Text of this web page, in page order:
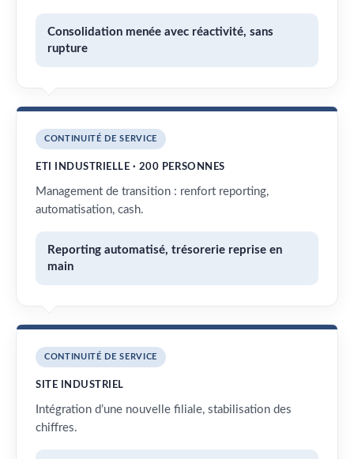
Consolidation menée avec réactivité, sans
rupture
CONTINUITÉ DE SERVICE
ETI INDUSTRIELLE · 200 PERSONNES
Management de transition : renfort reporting,
automatisation, cash.
Reporting automatisé, trésorerie reprise en
main
CONTINUITÉ DE SERVICE
SITE INDUSTRIEL
Intégration d’une nouvelle filiale, stabilisation des
chiffres.